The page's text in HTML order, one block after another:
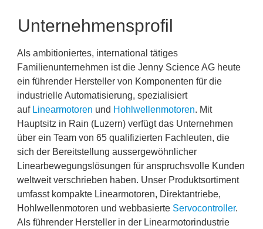
Unternehmensprofil
Als ambitioniertes, international tätiges
Familienunternehmen ist die Jenny Science AG heute
ein führender Hersteller von Komponenten für die
industrielle Automatisierung, spezialisiert
auf Linearmotoren und Hohlwellenmotoren. Mit
Hauptsitz in Rain (Luzern) verfügt das Unternehmen
über ein Team von 65 qualifizierten Fachleuten, die
sich der Bereitstellung aussergewöhnlicher
Linearbewegungslösungen für anspruchsvolle Kunden
weltweit verschrieben haben. Unser Produktsortiment
umfasst kompakte Linearmotoren, Direktantriebe,
Hohlwellenmotoren und webbasierte Servocontroller.
Als führender Hersteller in der Linearmotorindustrie